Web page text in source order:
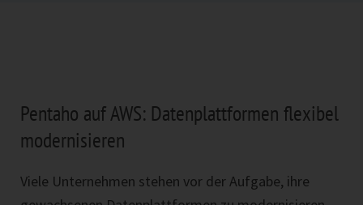
Pentaho auf AWS: Datenplattformen flexibel
modernisieren
Viele Unternehmen stehen vor der Aufgabe, ihre